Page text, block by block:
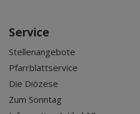
Service
Stellenangebote
Pfarrblattservice
Die Diözese
Zum Sonntag